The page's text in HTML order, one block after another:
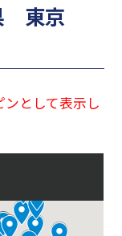
東京
として表示し